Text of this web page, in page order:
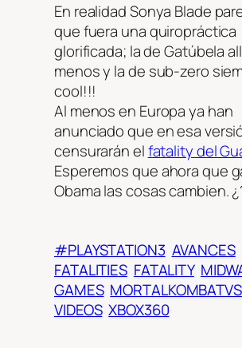
En realidad Sonya Blade
que fuera una quiropráctica
glorificada; la de Gatúbela
menos y la de sub-zero
cool!!!
Al menos en Europa ya han
anunciado que en esa
censurarán elfatality del
Esperemos que ahora que
Obama las cosas cambien.
#PLAYSTATION3 AVANCES
FATALITIES FATALITY
GAMES
VIDEOS XBOX360